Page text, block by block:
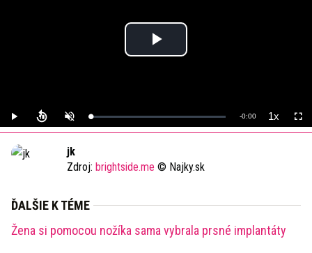
Play
Play UnmuteLoaded:
0%
Remaining
-0:00 1xPlayback
Rate
jk
Zdroj: brightside.me © Najky.sk
ĎALŠIE K TÉME
Žena si pomocou nožíka sama vybrala prsné implantáty